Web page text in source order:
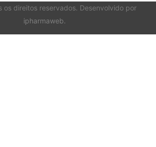
os direitos reservados. Desenvolvido por
ipharmaweb.